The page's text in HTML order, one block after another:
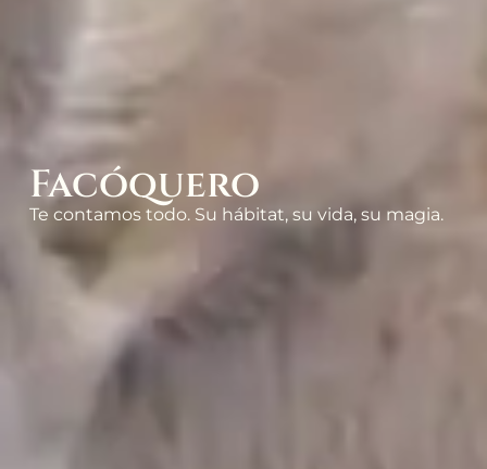
Facóquero
Te contamos todo. Su hábitat, su vida, su magia.